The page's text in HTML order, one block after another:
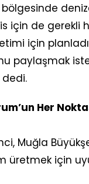
de gerekli
için
paylaşmak
dedi.
Her
Muğla
üretmek için